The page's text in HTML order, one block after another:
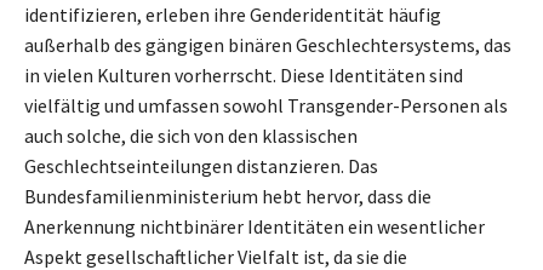
identifizieren, erleben ihre Genderidentität häufig
außerhalb des gängigen binären Geschlechtersystems, das
in vielen Kulturen vorherrscht. Diese Identitäten sind
vielfältig und umfassen sowohl Transgender-Personen als
auch solche, die sich von den klassischen
Geschlechtseinteilungen distanzieren. Das
Bundesfamilienministerium hebt hervor, dass die
Anerkennung nichtbinärer Identitäten ein wesentlicher
Aspekt gesellschaftlicher Vielfalt ist, da sie die